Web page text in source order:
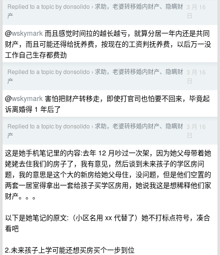
Replied to a topic by donsolido › 求助，老婆转移婚内财产、隐瞒财
产
3 月 16
日
@wskymark 而且感觉时间拉的越长越亏，就算分居一年内还是共同
财产，而且可能还得给抚养费，按现在的工资判抚养费，以后万一没
工作自己生存都费劲
Replied to a topic by donsolido › 求助，老婆转移婚内财产、隐瞒财
产
3 月 16
日
@wskymark 害怕把财产转移走，即使打官司也怕要不回来，毕竟起
诉离婚得 1 年后了
Replied to a topic by donsolido › 求助，老婆转移婚内财产、隐瞒财
产
3 月 16
日
这是她手机笔记里的内容:去年 12 月吵过一次架，因为她父母带着她
姥姥去住我们的房子了，我有意见，然后谈到未来孩子的学区房问
题，我的意思是这个大的新房给她父母住，没问题，但是他们空置的
两套一居室得拿出一套给孩子买学区房用，她说我这是想稀释他们家
财产。。。
以下是她笔记的原文:（小区名用 xx 代替了）她不打标点符号，凑合
看吧
2.未来孩子上学可能还想买房买个一步到位